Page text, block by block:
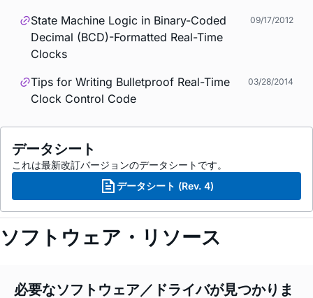
State Machine Logic in Binary-Coded
Decimal (BCD)-Formatted Real-Time
Clocks
09/17/2012
Tips for Writing Bulletproof Real-Time
Clock Control Code
03/28/2014
データシート
これは最新改訂バージョンのデータシートです。
データシート (Rev. 4)
ソフトウェア・リソース
必要なソフトウェア／ドライバが見つかりま